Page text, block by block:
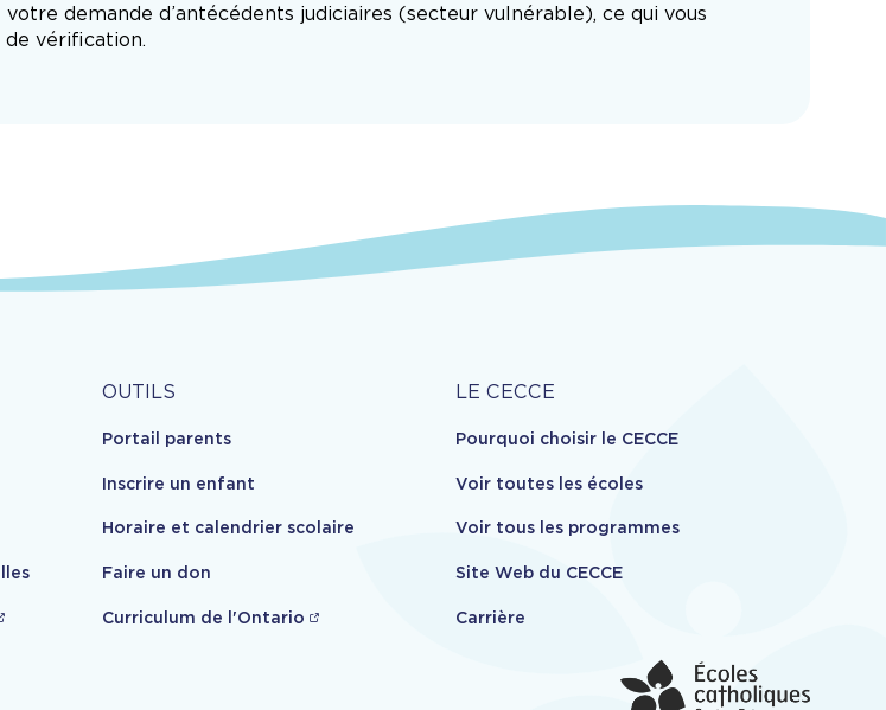
demande d’antécédents judiciaires (secteur vulnérable), ce qui vous
vérification.
Outils
OUTILS
Portail parents
Inscrire un enfant
Horaire et calendrier scolaire
Faire un don
Curriculum de l'Ontario
Carrière
LE CECCE
Pourquoi choisir le CECCE
Voir toutes les écoles
Voir tous les programmes
Site Web du CECCE
Carrière